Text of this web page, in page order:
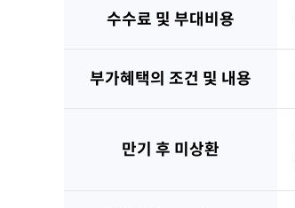
수수료 및 부대비용
부가혜택의 조건 및 내용
만기 후 미상환